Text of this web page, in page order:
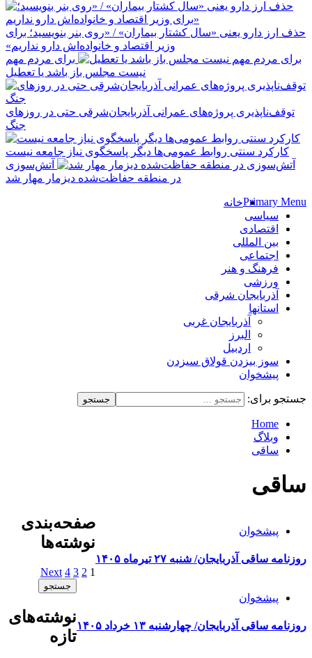
حذف ارز دارو یعنی «سال کشتار بیماران» / «روی بنر بنویسید؛ برای
وزیر اقتصاد و خانواده‌اش دارو نداریم»
برای مردم مهم
نیست مجلس باز باشد یا تعطیل
توقف‌ناپذیری پروژه‌های عمرانی آذربایجان‌شرقی حتی در روزهای
جنگ
کارکرد سنتی روابط عمومی‌ها دیگر پاسخگوی نیاز جامعه نیست
آتش‌سوزی
در منطقه حفاظت‌شده دیزمار مهار شد
Primary Menuخانه
سیاسی
اقتصادی
بین المللی
اجتماعی
فرهنگ و هنر
ورزشی
آذربایجان شرقی
استانها
آذربایجان غربی
البرز
اردبیل
سوز بیزدن قولاق سیزدن
پیشخوان
جستجو برای:
Home
وبلاگ
ساقی
ساقی
پیشخوان
روزنامه ساقی آذربایجان/ شنبه ۲۷ تیرماه ۱۴۰۵
پیشخوان
روزنامه ساقی آذربایجان/ چهارشنبه ۱۳ خرداد ۱۴۰۵
صفحه‌بندی
نوشته‌ها
1
2
3
4
Next
نوشته‌های
تازه